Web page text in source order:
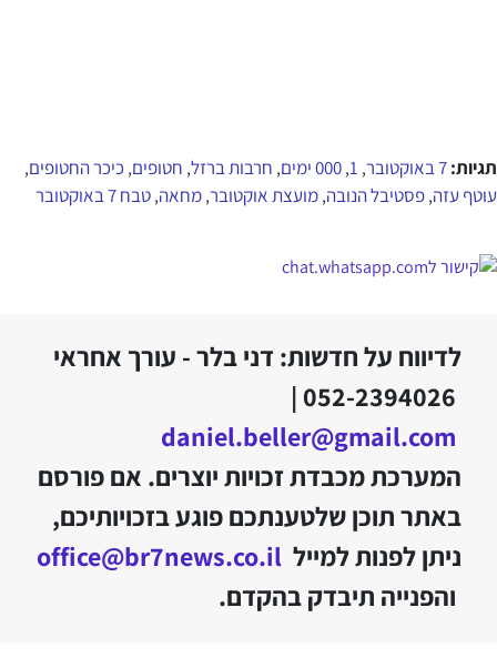
תגיות:7 באוקטובר ,
1
,000 ימים , חרבות ברזל, חטופים, כיכר החטופים,
עוטף עזה,פסטיבל הנובה,מועצת אוקטובר,מחאה,טבח 7 באוקטובר
לדיווח על חדשות: דני בלר - עורך אחראי
052-2394026 |
daniel.beller@gmail.com
המערכת מכבדת זכויות יוצרים. אם פורסם
באתר תוכן שלטענתכם פוגע בזכויותיכם,
ניתן לפנות למייל office@br7news.co.il
והפנייה תיבדק בהקדם.